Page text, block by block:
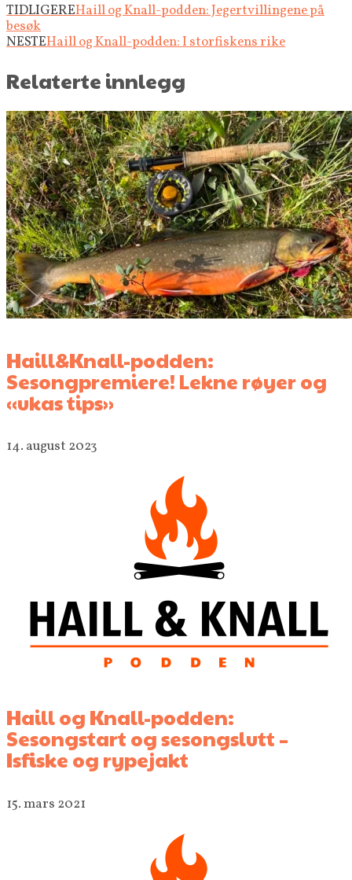
TIDLIGEREHaill og Knall-podden: Jegertvillingene på
besøk
NESTEHaill og Knall-podden: I storfiskens rike
Relaterte innlegg
Haill&Knall-podden:
Sesongpremiere! Lekne røyer og
«ukas tips»
14. august 2023
Haill og Knall-podden:
Sesongstart og sesongslutt –
Isfiske og rypejakt
15. mars 2021